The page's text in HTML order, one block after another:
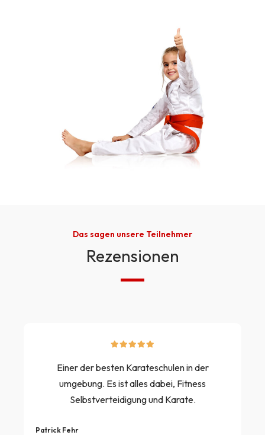
Das sagen unsere Teilnehmer
Rezensionen
Einer der besten Karateschulen in der
umgebung. Es ist alles dabei, Fitness
Selbstverteidigung und Karate.
Patrick Fehr